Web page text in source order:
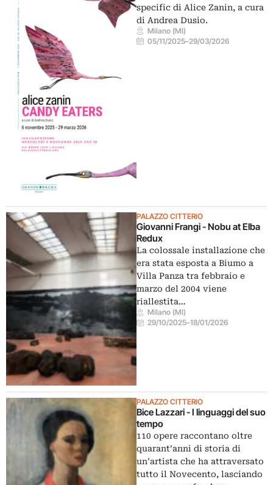
specific di Alice Zanin, a cura
di Andrea Dusio.
Milano (MI)
05/11/2025–29/03/2026
PALAZZO CITTERIO
Giovanni Frangi - Nobu at Elba
Redux
La colossale installazione che
era stata esposta a Biumo a
Villa Panza tra febbraio e
marzo del 2004 viene
riallestita…
Milano (MI)
29/10/2025–18/01/2026
PALAZZO CITTERIO
Bice Lazzari - I linguaggi del suo
tempo
110 opere raccontano oltre
quarant’anni di storia di
un’artista che ha attraversato
tutto il Novecento, lasciando